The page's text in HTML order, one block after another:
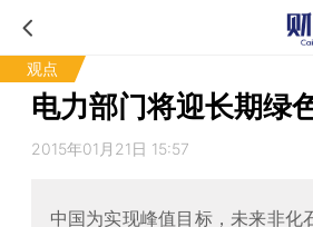
观点
电力部门将迎长期绿
2015年01月21日 15:57
中国为实现峰值目标，未来非化